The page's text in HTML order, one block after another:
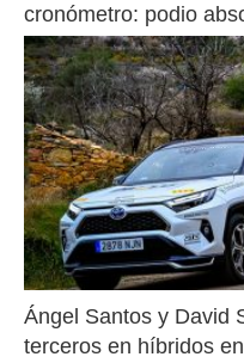
cronómetro: podio
Ángel Santos y David
terceros en híbridos